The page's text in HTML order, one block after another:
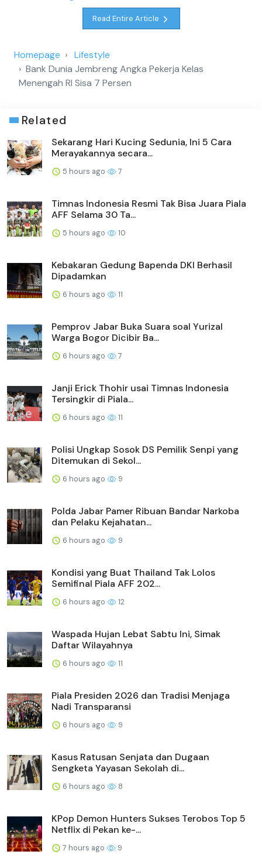
Read Entire Article
Homepage
Lifestyle
Bank Dunia Jembreng Angka Pekerja Kelas
Menengah RI Sisa 7 Persen
Related
Sekarang Hari Kucing Sedunia, Ini 5 Cara
Merayakannya secara...
5 hours ago 7
Timnas Indonesia Resmi Tak Bisa Juara Piala
AFF Selama 30 Ta...
5 hours ago 10
Kebakaran Gedung Bapenda DKI Berhasil
Dipadamkan
6 hours ago 11
Pemprov Jabar Buka Suara soal Yurizal
Warga Bogor Dicibir Ba...
6 hours ago 7
Janji Erick Thohir usai Timnas Indonesia
Tersingkir di Piala...
6 hours ago 11
Polisi Ungkap Sosok DS Pemilik Senpi yang
Ditemukan di Sekol...
6 hours ago 9
Polda Jabar Pamer Ribuan Bandar Narkoba
dan Pelaku Kejahatan...
6 hours ago 9
Kondisi yang Buat Thailand Tak Lolos
Semifinal Piala AFF 202...
6 hours ago 12
Waspada Hujan Lebat Sabtu Ini, Simak
Daftar Wilayahnya
6 hours ago 11
Piala Presiden 2026 dan Tradisi Menjaga
Nadi Transparansi
6 hours ago 9
Kasus Ratusan Senjata dan Dugaan
Sengketa Yayasan Sekolah di...
6 hours ago 8
KPop Demon Hunters Sukses Terobos Top 5
Netflix di Pekan ke-...
7 hours ago 9